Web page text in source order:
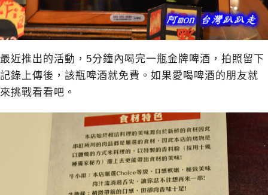
最近推出的活動，5分鐘內喝完一瓶金牌啤酒，拍照留下
記錄上傳後，該瓶啤酒就免費。如果愛喝啤酒的朋友就
來挑戰看看吧。